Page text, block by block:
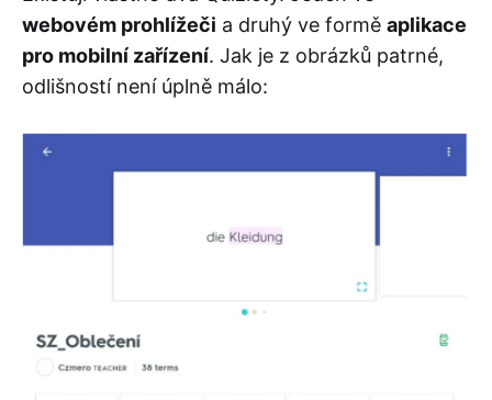
webovém prohlížeči a druhý ve formě aplikace
pro mobilní zařízení. Jak je z obrázků patrné,
odlišností není úplně málo: